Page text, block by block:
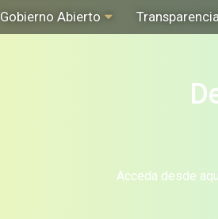
Gobierno Abierto
Acceda desde